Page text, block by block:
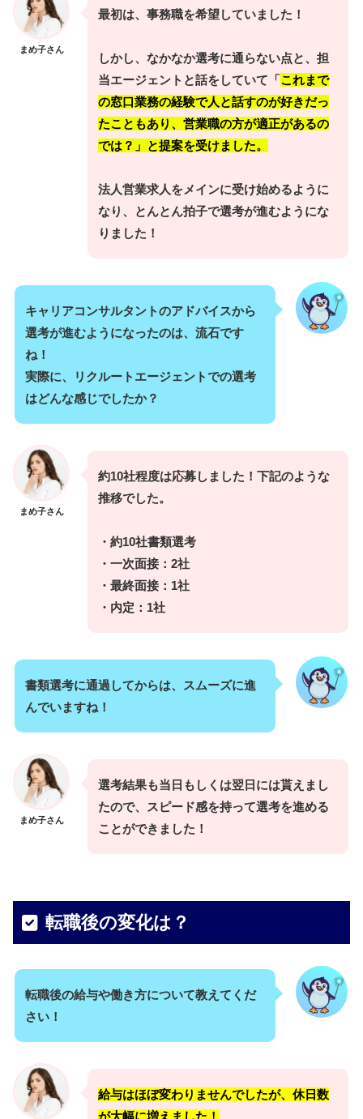
まめ子さん
最初は、事務職を希望していました！
しかし、なかなか選考に通らない点と、担
当エージェントと話をしていて「これまで
の窓口業務の経験で人と話すのが好きだっ
たこともあり、営業職の方が適正があるの
では？」と提案を受けました。
法人営業求人をメインに受け始めるように
なり、とんとん拍子で選考が進むようにな
りました！
キャリアコンサルタントのアドバイスから
選考が進むようになったのは、流石です
ね！
実際に、リクルートエージェントでの選考
はどんな感じでしたか？
まめ子さん
約10社程度は応募しました！下記のような
推移でした。
・約10社書類選考
・一次面接：2社
・最終面接：1社
・内定：1社
書類選考に通過してからは、スムーズに進
んでいますね！
まめ子さん
選考結果も当日もしくは翌日には貰えまし
たので、スピード感を持って選考を進める
ことができました！
転職後の変化は？
転職後の給与や働き方について教えてくだ
さい！
給与はほぼ変わりませんでしたが、休日数